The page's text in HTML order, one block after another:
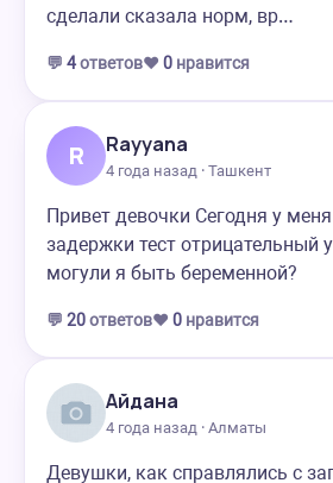
сделали сказала норм, вр…
💬 4ответов❤️ 0 нравится
R Rayyana
4 года назад · Ташкент
Привет девочки Сегодня у
задержки тест отрицательный
могули я быть беременной?
💬 20ответов❤️ 0 нравится
Айдана
4 года назад · Алматы
Девушки, как справлялись с